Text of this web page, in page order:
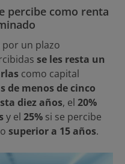
percibe como renta
por un plazo
se les resta un
como capital
de menos de cinco
diez años, el 20%
y el 25% si se percibe
superior a 15 años.